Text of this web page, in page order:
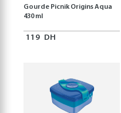
Gourde Picnik Origins Aqua
430 ml
119 DH